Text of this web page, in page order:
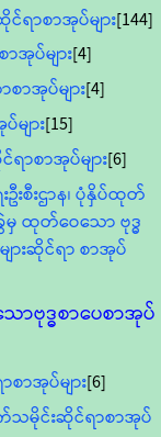
ရာစာအုပ်များ[144]
ာအုပ်များ[4]
ာအုပ်များ[4]
များ[15]
ာစာအုပ်များ[6]
းစီးဌာန၊ ပုံနှိပ်ထုတ်
မှ ထုတ်ဝေသော ဗုဒ္ဓ
ားဆိုင်ရာ စာအုပ်
ာဗုဒ္ဓစာပေစာအုပ်
ာအုပ်များ[6]
သမိုင်းဆိုင်ရာစာအုပ်